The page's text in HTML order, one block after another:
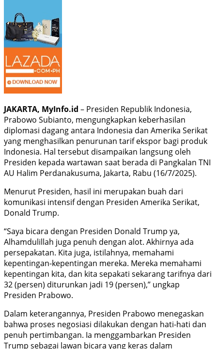
JAKARTA, MyInfo.id – Presiden Republik Indonesia,
Prabowo Subianto, mengungkapkan keberhasilan
diplomasi dagang antara Indonesia dan Amerika Serikat
yang menghasilkan penurunan tarif ekspor bagi produk
Indonesia. Hal tersebut disampaikan langsung oleh
Presiden kepada wartawan saat berada di Pangkalan TNI
AU Halim Perdanakusuma, Jakarta, Rabu (16/7/2025).
Menurut Presiden, hasil ini merupakan buah dari
komunikasi intensif dengan Presiden Amerika Serikat,
Donald Trump.
“Saya bicara dengan Presiden Donald Trump ya,
Alhamdulillah juga penuh dengan alot. Akhirnya ada
persepakatan. Kita juga, istilahnya, memahami
kepentingan-kepentingan mereka. Mereka memahami
kepentingan kita, dan kita sepakati sekarang tarifnya dari
32 (persen) diturunkan jadi 19 (persen),” ungkap
Presiden Prabowo.
Dalam keterangannya, Presiden Prabowo menegaskan
bahwa proses negosiasi dilakukan dengan hati-hati dan
penuh pertimbangan. Ia menggambarkan Presiden
Trump sebagai lawan bicara yang keras dalam